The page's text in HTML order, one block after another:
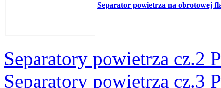
Separator powietrza na obrotowej
Separatory powietrza cz.2
Separatory powietrza cz.3